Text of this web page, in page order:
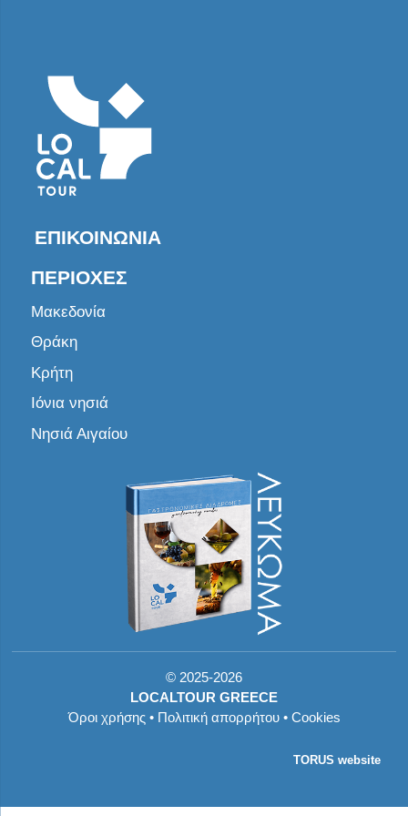
ΕΠΙΚΟΙΝΩΝΊΑ
ΠΕΡΙΟΧΈΣ
Μακεδονία
Θράκη
Κρήτη
Ιόνια νησιά
Νησιά Αιγαίου
© 2025-2026
LOCALTOUR GREECE
Όροι χρήσης• Πολιτική απορρήτου• Cookies
TORUS website